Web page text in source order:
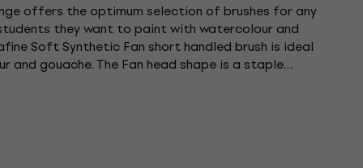
offers the optimum selection of brushes for any
they want to paint with watercolour and
Soft Synthetic Fan short handled brush is ideal
gouache. The Fan head shape is a staple